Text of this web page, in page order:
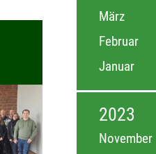
März
Februar
Januar
2023
November